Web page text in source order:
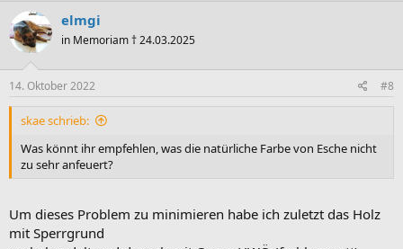
elmgi
in Memoriam † 24.03.2025
14. Oktober 2022 #8
skae schrieb:
Was könnt ihr empfehlen, was die natürliche Farbe von Esche nicht
zu sehr anfeuert?
Um dieses Problem zu minimieren habe ich zuletzt das Holz
mit Sperrgrund